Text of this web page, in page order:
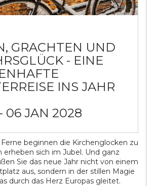
GRACHTEN UND
- EINE
INS JAHR
06 JAN 2028
beginnen die Kirchenglocken zu
erheben sich im Jubel. Und ganz
Sie das neue Jahr nicht von einem
aus, sondern in der stillen Magie
durch das Herz Europas gleitet.